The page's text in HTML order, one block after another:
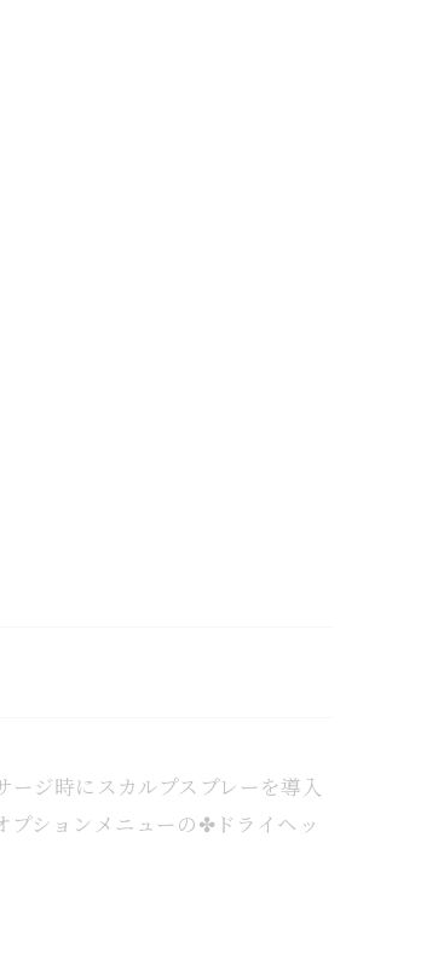
ジ時にスカルプスプレーを導入
ションメニューの✤ドライヘッ